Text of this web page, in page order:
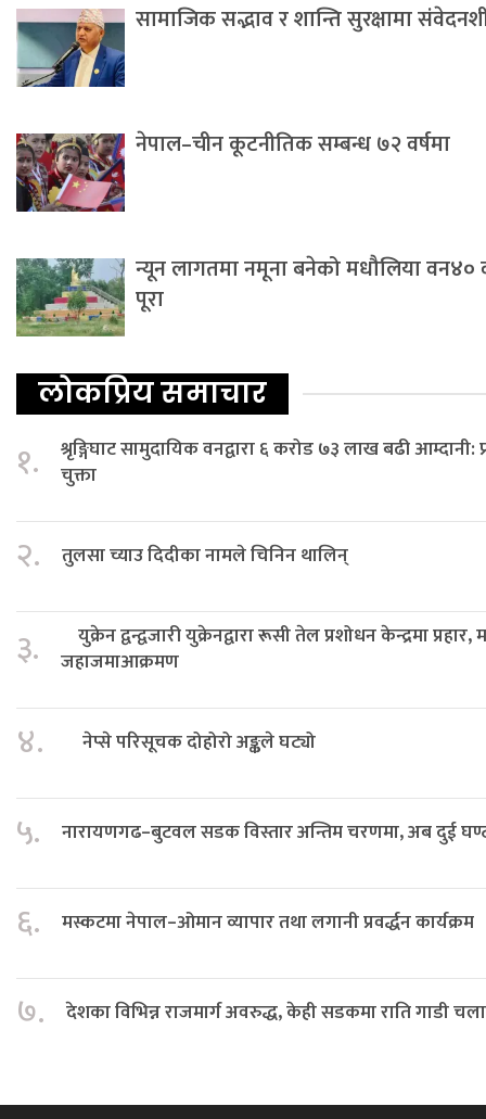
सामाजिक सद्भाव र शान्ति सुरक्षामा
नेपाल–चीन कूटनीतिक सम्बन्ध ७२ वर्षमा
न्यून लागतमा नमूना बनेको मधौलिया वन४०
पूरा
लोकप्रिय समाचार
१.
श्रृङ्गिघाट सामुदायिक वनद्वारा ६ करोड ७३ लाख बढी
चुक्ता
२. तुलसा च्याउ दिदीका नामले चिनिन थालिन्
३.
युक्रेन द्वन्द्वजारी युक्रेनद्वारा रूसी तेल प्रशोधन केन्द्रमा
जहाजमाआक्रमण
४. नेप्से परिसूचक दोहोरो अङ्कले घट्यो
५. नारायणगढ–बुटवल सडक विस्तार अन्तिम चरणमा, अब दुई
६. मस्कटमा नेपाल–ओमान व्यापार तथा लगानी प्रवर्द्धन कार्यक्रम
७. देशका विभिन्न राजमार्ग अवरुद्ध, केही सडकमा राति गाडी